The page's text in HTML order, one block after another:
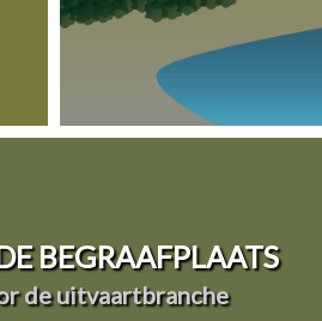
BEGRAAFPLAATS
de uitvaartbranche